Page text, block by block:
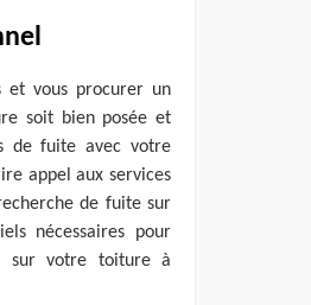
et vous procurer un
soit bien posée et
de fuite avec votre
appel aux services
de fuite sur
nécessaires pour
sur votre toiture à